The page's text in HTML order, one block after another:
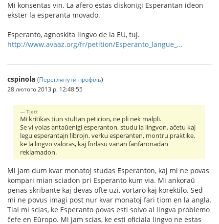
Mi konsentas vin. La afero estas diskonigi Esperantan ideon
ekster la esperanta movado.
Esperanto, agnoskita lingvo de la EU, tuj.
http://www.avaaz.org/fr/petition/Esperanto_langue_...
cspinola (Переглянути профіль)
28 лютого 2013 р. 12:48:55
Tjeri:
Mi kritikas tiun stultan peticion, ne pli nek malpli.
Se vi volas antaŭenigi esperanton, studu la lingvon, aĉetu kaj
legu esperantajn librojn, verku esperanten, montru praktike,
ke la lingvo valoras, kaj forlasu vanan fanfaronadan
reklamadon.
Mi jam dum kvar monatoj studas Esperanton, kaj mi ne povas
kompari mian sciadon pri Esperanto kum via. Mi ankoraŭ
penas skribante kaj devas ofte uzi, vortaro kaj korektilo. Sed
mi ne povus imagi post nur kvar monatoj fari tiom en la angla.
Tial mi scias, ke Esperanto povas esti solvo al lingva problemo
ĉefe en Eŭropo. Mi jam scias, ke esti oficiala lingvo ne estas